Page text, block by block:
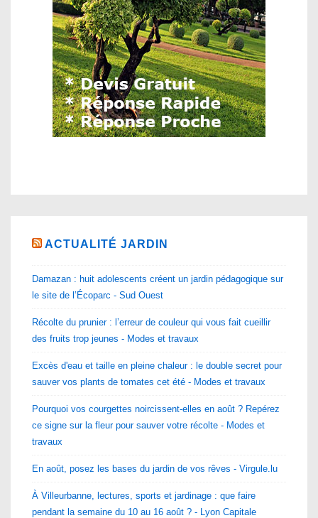
ACTUALITÉ JARDIN
Damazan : huit adolescents créent un jardin pédagogique sur
le site de l’Écoparc - Sud Ouest
Récolte du prunier : l’erreur de couleur qui vous fait cueillir
des fruits trop jeunes - Modes et travaux
Excès d'eau et taille en pleine chaleur : le double secret pour
sauver vos plants de tomates cet été - Modes et travaux
Pourquoi vos courgettes noircissent-elles en août ? Repérez
ce signe sur la fleur pour sauver votre récolte - Modes et
travaux
En août, posez les bases du jardin de vos rêves - Virgule.lu
À Villeurbanne, lectures, sports et jardinage : que faire
pendant la semaine du 10 au 16 août ? - Lyon Capitale